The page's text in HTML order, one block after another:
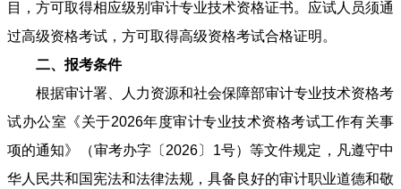
目，方可取得相应级别审计专业技术资格证书。应试人员须通
过高级资格考试，方可取得高级资格考试合格证明。
二、报考条件
根据审计署、人力资源和社会保障部审计专业技术资格考
试办公室《关于2026年度审计专业技术资格考试工作有关事
项的通知》（审考办字〔2026〕1号）等文件规定，凡遵守中
华人民共和国宪法和法律法规，具备良好的审计职业道德和敬